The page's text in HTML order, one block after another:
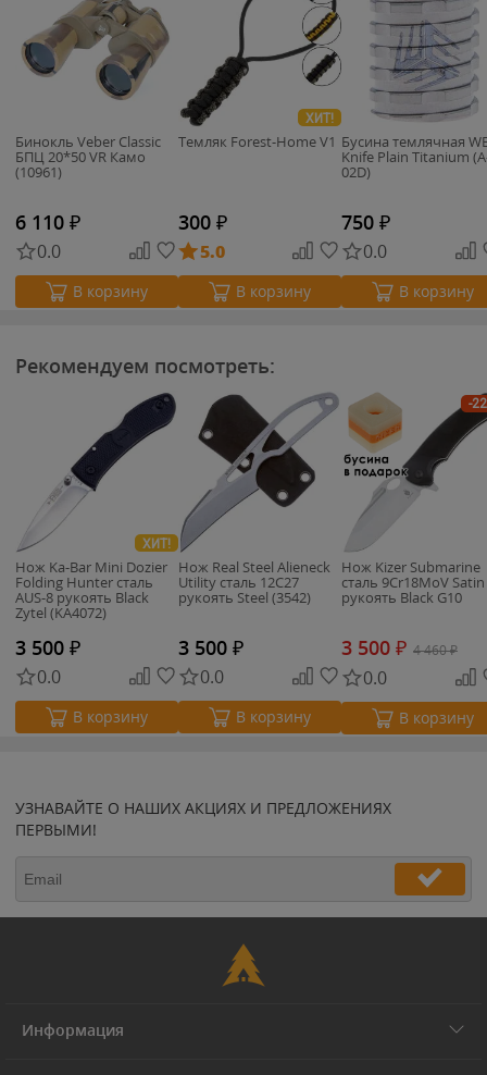
Бинокль Veber Classic
БПЦ 20*50 VR Камо
(10961)
6 110 ₽
0.0
В корзину
ХИТ!
Темляк Forest-Home V1
300 ₽
5.0
В корзину
Бусина темлячная
Knife Plain Titanium
02D)
750 ₽
0.0
В корзину
Рекомендуем посмотреть:
ХИТ!
Нож Ka-Bar Mini Dozier
Folding Hunter сталь
AUS-8 рукоять Black
Zytel (KA4072)
3 500 ₽
0.0
В корзину
Нож Real Steel Alieneck
Utility сталь 12C27
рукоять Steel (3542)
3 500 ₽
0.0
В корзину
-
Нож Kizer Submarine
сталь 9Cr18MoV Satin
рукоять Black G10
3 500 ₽ 4 460₽
0.0
В корзину
УЗНАВАЙТЕ О НАШИХ АКЦИЯХ И ПРЕДЛОЖЕНИЯХ
ПЕРВЫМИ!
Информация